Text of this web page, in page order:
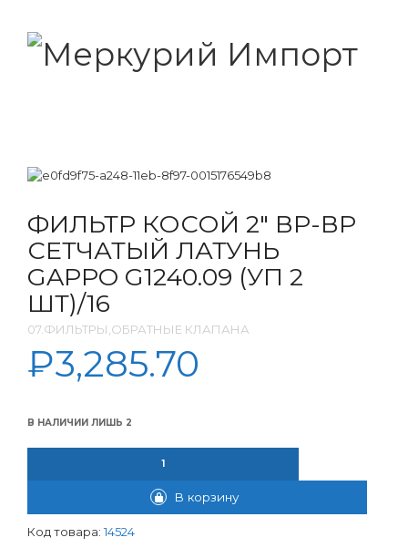
ФИЛЬТР КОСОЙ 2″ ВР-ВР
СЕТЧАТЫЙ ЛАТУНЬ
GAPPO G1240.09 (УП 2
ШТ)/16
07.ФИЛЬТРЫ,ОБРАТНЫЕ КЛАПАНА
₽3,285.70
В НАЛИЧИИ ЛИШЬ 2
В корзину
Код товара: 14524